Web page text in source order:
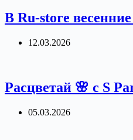
В Ru-store
12.03.2026
Расцветай 🌸 с S
05.03.2026